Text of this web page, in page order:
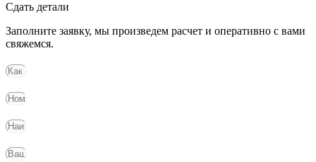
Сдать детали
Заполните заявку, мы произведем расчет и оперативно с вами
свяжемся.